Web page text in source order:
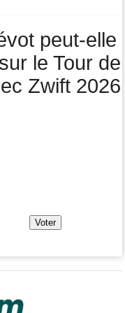
commandes dupeut-elle
le Tour de
Zwift 2026